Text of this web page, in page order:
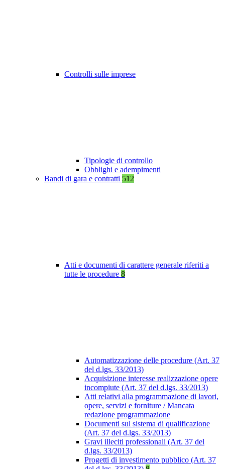
Controlli sulle imprese
Tipologie di controllo
Obblighi e adempimenti
Bandi di gara e contratti 512
Atti e documenti di carattere generale riferiti a
tutte le procedure 8
Automatizzazione delle procedure (Art. 37
del d.lgs. 33/2013)
Acquisizione interesse realizzazione opere
incompiute (Art. 37 del d.lgs. 33/2013)
Atti relativi alla programmazione di lavori,
opere, servizi e forniture / Mancata
redazione programmazione
Documenti sul sistema di qualificazione
(Art. 37 del d.lgs. 33/2013)
Gravi illeciti professionali (Art. 37 del
d.lgs. 33/2013)
Progetti di investimento pubblico (Art. 37